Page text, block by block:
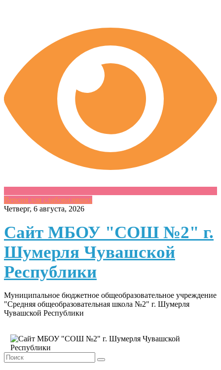
Версия для слабовидящих
Skip
content
Четверг, 6 августа, 2026
Сайт МБОУ "СОШ №2" г.
Шумерля Чувашской
Республики
Муниципальное бюджетное общеобразовательное учреждение
"Средняя общеобразовательная школа №2" г. Шумерля
Чувашской Республики